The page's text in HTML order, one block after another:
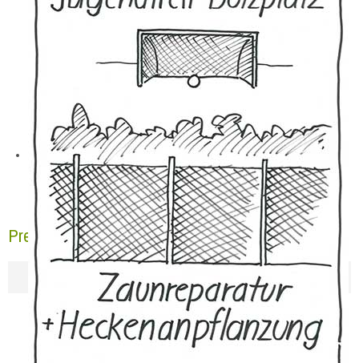
Pressebericht NGZ 22.09.2017